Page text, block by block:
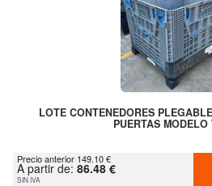
LOTE CONTENEDORES
PUERTAS
Precio anterior 149.10 €
A partir de: 86.48 €
SIN IVA